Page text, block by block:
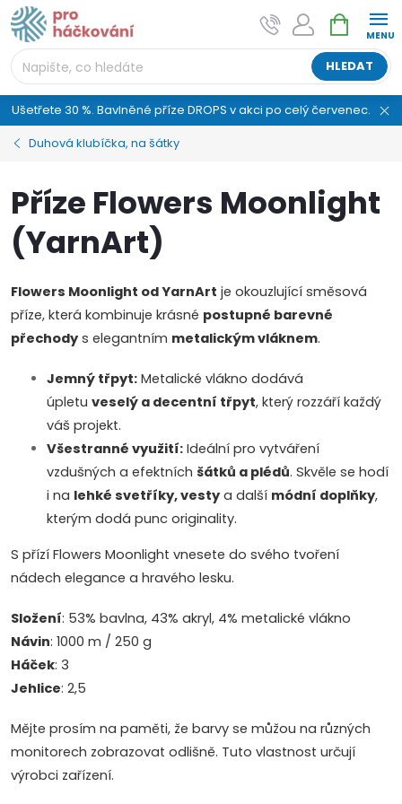
Přejít
na
obsah
HLEDAT
NÁKUPNÍ
KOŠÍK
Ušetřete 30 %. Bavlněné příze DROPS v akci po celý červenec.
Duhová klubíčka, na šátky
Příze Flowers Moonlight
(YarnArt)
Flowers Moonlight od YarnArt je okouzlující směsová
příze, která kombinuje krásné postupné barevné
přechody s elegantním metalickým vláknem.
Jemný třpyt: Metalické vlákno dodává
úpletu veselý a decentní třpyt, který rozzáří každý
váš projekt.
Všestranné využití: Ideální pro vytváření
vzdušných a efektních šátků a plédů. Skvěle se hodí
i na lehké svetříky, vesty a další módní doplňky,
kterým dodá punc originality.
S přízí Flowers Moonlight vnesete do svého tvoření
nádech elegance a hravého lesku.
Složení: 53% bavlna, 43% akryl, 4% metalické vlákno
Návin: 1000 m / 250 g
Háček: 3
Jehlice: 2,5
Mějte prosím na paměti, že barvy se můžou na různých
monitorech zobrazovat odlišně. Tuto vlastnost určují
výrobci zařízení.
AI asistent "pani Klubíčková" –
ProHackovani.cz
Jsme e-shop s více než osmiletou tradicí a máme pro
vás připraveno více než 25 tisíc produktů. Vše skladem,
připravené k odeslání.